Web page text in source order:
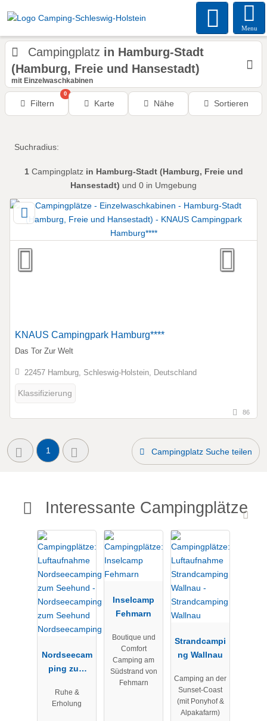
Menu
Campingplatz in Hamburg-Stadt
(Hamburg, Freie und Hansestadt)
mit Einzelwaschkabinen
Filtern
0
Karte Nähe Sortieren
Suchradius:
1Campingplatz in Hamburg-Stadt (Hamburg, Freie und
Hansestadt) und 0 in Umgebung
KNAUS Campingpark Hamburg****
Das Tor Zur Welt
22457 Hamburg, Schleswig-Holstein, Deutschland
Klassifizierung
86
1 Campingplatz Suche teilen
Interessante Campingplätze
Nordseecam
ping zum
Nordseecam
ping
Ruhe &
Erholung
Inselcamp
Fehmarn
Boutique und
Comfort
Camping am
Südstrand von
Fehmarn
Strandcampi
ng Wallnau
Camping an der
Sunset-Coast
(mit Ponyhof &
Alpakafarm)